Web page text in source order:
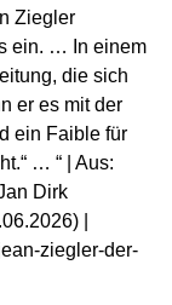
Ziegler
ein. … In einem
die sich
er es mit der
ein Faible für
… “ | Aus:
Dirk
|
ziegler-der-